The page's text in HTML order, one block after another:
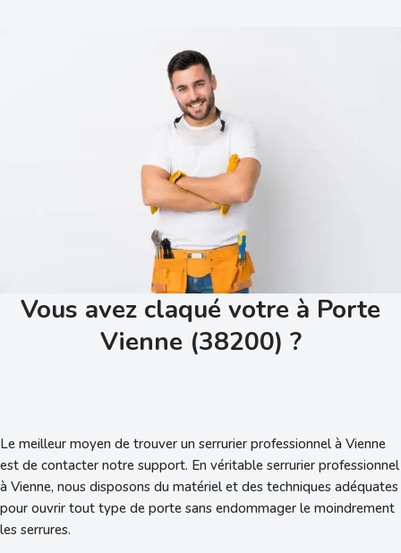
Vous avez claqué votre à Porte
Vienne (38200) ?
Le meilleur moyen de trouver un serrurier professionnel à Vienne
est de contacter notre support. En véritable serrurier professionnel
à Vienne, nous disposons du matériel et des techniques adéquates
pour ouvrir tout type de porte sans endommager le moindrement
les serrures.